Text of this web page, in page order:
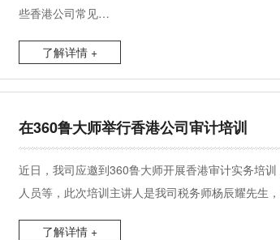
些香港公司常见…
了解详情 +
在360鲁大师举行香港公司审计培训
近日，我司应邀到360鲁大师开展香港审计实务培
人员等，此次培训主讲人是我司税务师杨辰耀先生
了解详情 +